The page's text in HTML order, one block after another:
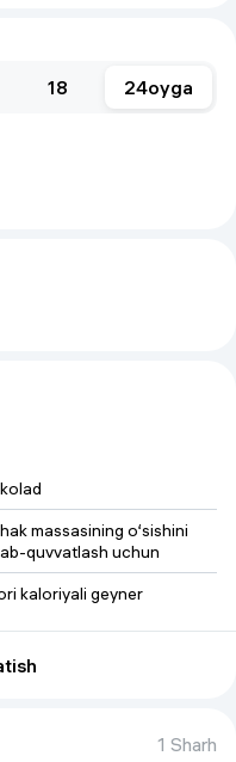
18 24oyga
massasining o‘sishini
quvvatlash uchun
kaloriyali geyner
kg
1 Sharh